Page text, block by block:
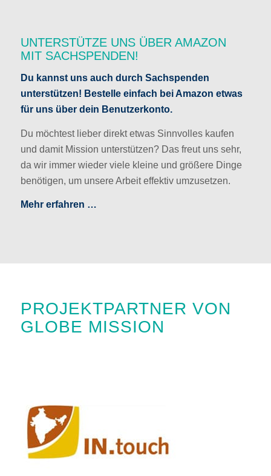
UNTERSTÜTZE UNS ÜBER AMAZON
MIT SACHSPENDEN!
Du kannst uns auch durch Sachspenden
unterstützen! Bestelle einfach bei Amazon etwas
für uns über dein Benutzerkonto.
Du möchtest lieber direkt etwas Sinnvolles kaufen
und damit Mission unterstützen? Das freut uns sehr,
da wir immer wieder viele kleine und größere Dinge
benötigen, um unsere Arbeit effektiv umzusetzen.
Mehr erfahren …
PROJEKTPARTNER VON
GLOBE MISSION